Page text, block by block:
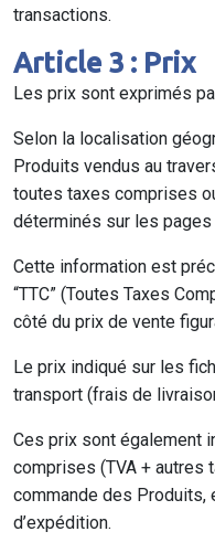
transactions.
Article 3 : Prix
Les prix sont exprimés
Selon la localisation
Produits vendus au
toutes taxes comprises
déterminés sur les
Cette information est
“TTC” (Toutes Taxes
côté du prix de vente
Le prix indiqué sur les
transport (frais de
Ces prix sont également
comprises (TVA + autres
commande des
d’expédition.